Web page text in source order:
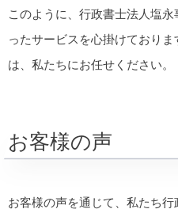
このように、行政書士法人塩
ったサービスを心掛けており
は、私たちにお任せください。
お客様の声
お客様の声を通じて、私たち